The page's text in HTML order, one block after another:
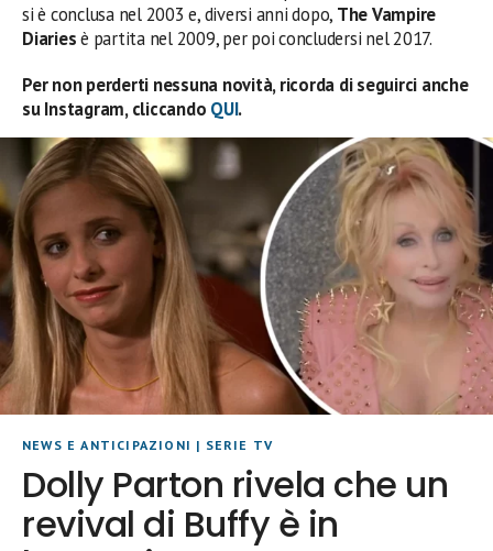
si è conclusa nel 2003 e, diversi anni dopo, The Vampire
Diariesè partita nel 2009, per poi concludersi nel 2017.
Per non perderti nessuna novità, ricorda di seguirci anche
su Instagram, cliccando QUI.
NEWS E ANTICIPAZIONI | SERIE TV
Dolly Parton rivela che un
revival di Buffy è in